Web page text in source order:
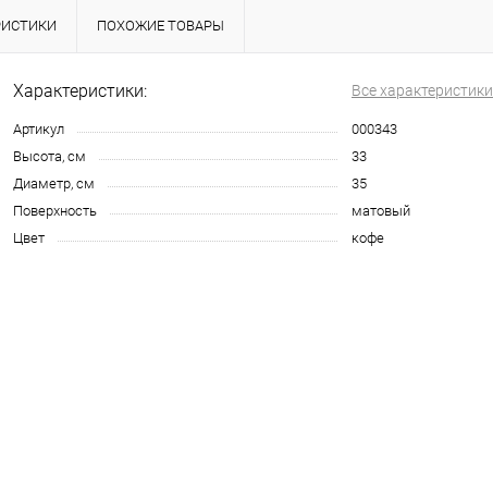
ПОХОЖИЕ ТОВАРЫ
Характеристики: Все характеристики
Артикул
000343
Высота, см
33
Диаметр, см
35
Поверхность
матовый
Цвет
кофе